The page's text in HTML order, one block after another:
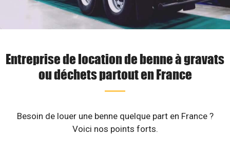
Entreprise de location de benne à gravats
ou déchets partout en France
Besoin de louer une benne quelque part en France ?
Voici nos points forts.